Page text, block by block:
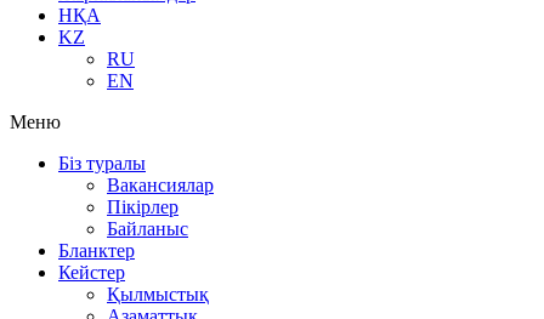
НҚА
KZ
RU
EN
Меню
Біз туралы
Вакансиялар
Пікірлер
Байланыс
Бланктер
Кейстер
Қылмыстық